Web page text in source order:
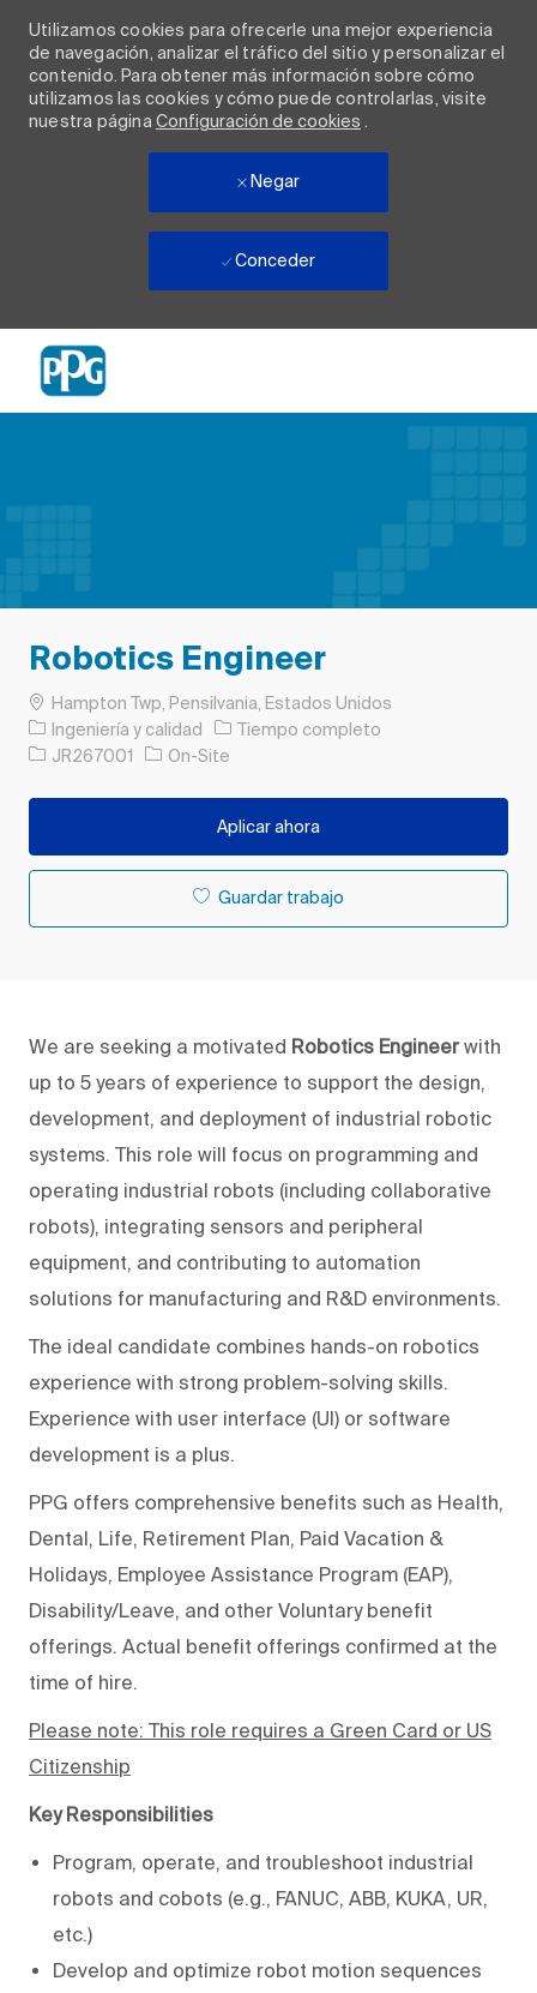
Utilizamos cookies para ofrecerle una mejor experiencia
de navegación, analizar el tráfico del sitio y personalizar el
contenido. Para obtener más información sobre cómo
utilizamos las cookies y cómo puede controlarlas, visite
nuestra página Configuración de cookies .
Negar
Conceder
Robotics Engineer
Ubicación
Hampton Twp, Pensilvania, Estados Unidos
Categoría
Ingeniería y calidad Tipo de trabajo
Tiempo completo
ID de trabajo
JR267001 On-Site
Aplicar ahora
Guardar trabajo
We are seeking a motivated Robotics Engineerwith
up to 5 years of experience to support the design,
development, and deployment of industrial robotic
systems. This role will focus on programming and
operating industrial robots (including collaborative
robots), integrating sensors and peripheral
equipment, and contributing to automation
solutions for manufacturing and R&D environments.
The ideal candidate combines hands-on robotics
experience with strong problem-solving skills.
Experience with user interface (UI) or software
development is a plus.
PPG offers comprehensive benefits such as Health,
Dental, Life, Retirement Plan, Paid Vacation &
Holidays, Employee Assistance Program (EAP),
Disability/Leave, and other Voluntary benefit
offerings. Actual benefit offerings confirmed at the
time of hire.
Please note: This role requires a Green Card or US
Citizenship
Key Responsibilities
Program, operate, and troubleshoot industrial
robots and cobots (e.g., FANUC, ABB, KUKA, UR,
etc.)
Develop and optimize robot motion sequences